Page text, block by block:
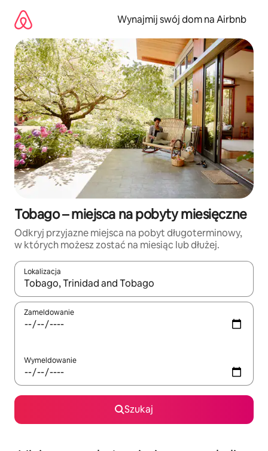
treści
Wynajmij swój dom na Airbnb
Tobago – miejsca na pobyty miesięczne
Odkryj przyjazne miejsca na pobyt długoterminowy,
w których możesz zostać na miesiąc lub dłużej.
Lokalizacja
Gdy wyniki będą dostępne, możesz poruszać się po nich za
Zameldowanie
Wymeldowanie
Szukaj